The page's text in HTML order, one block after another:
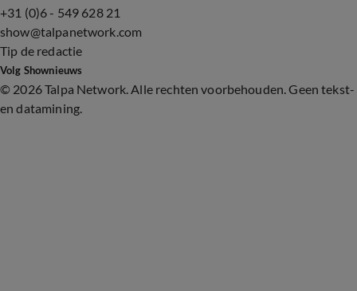
+31 (0)6 - 549 628 21
show@talpanetwork.com
Tip de redactie
Volg Shownieuws
© 2026 Talpa Network. Alle rechten voorbehouden. Geen tekst-
en datamining.